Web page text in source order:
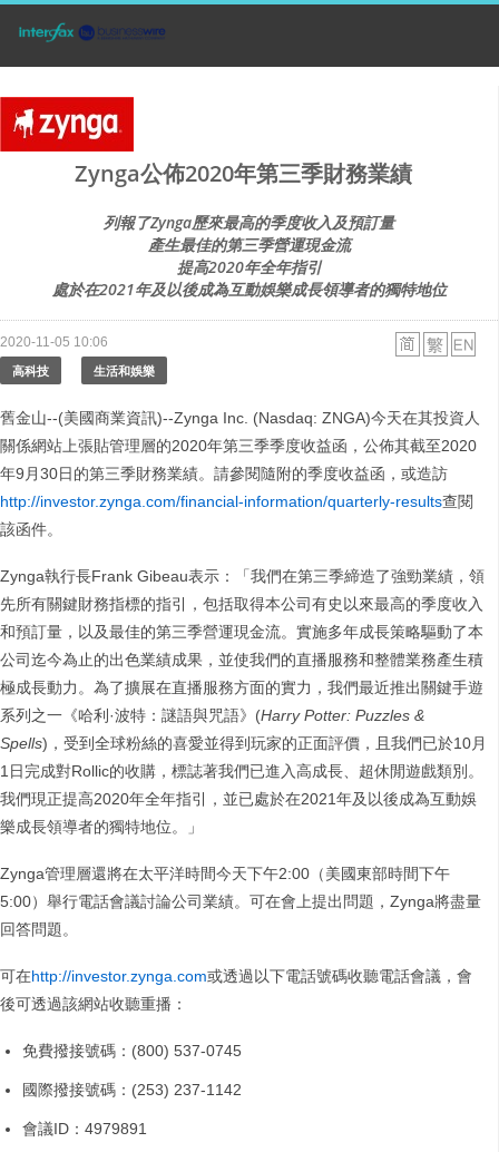
Zynga公佈2020年第三季財務業績
列報了Zynga歷來最高的季度收入及預訂量
產生最佳的第三季營運現金流
提高2020年全年指引
處於在2021年及以後成為互動娛樂成長領導者的獨特地位
2020-11-05 10:06
高科技 生活和娛樂
舊金山--(美國商業資訊)--Zynga Inc. (Nasdaq: ZNGA)今天在其投資人
關係網站上張貼管理層的2020年第三季季度收益函，公佈其截至2020
年9月30日的第三季財務業績。請參閱隨附的季度收益函，或造訪
http://investor.zynga.com/financial-information/quarterly-results查閱
該函件。
Zynga執行長Frank Gibeau表示：「我們在第三季締造了強勁業績，領
先所有關鍵財務指標的指引，包括取得本公司有史以來最高的季度收入
和預訂量，以及最佳的第三季營運現金流。實施多年成長策略驅動了本
公司迄今為止的出色業績成果，並使我們的直播服務和整體業務產生積
極成長動力。為了擴展在直播服務方面的實力，我們最近推出關鍵手遊
系列之一《哈利·波特：謎語與咒語》(Harry Potter: Puzzles &
Spells)，受到全球粉絲的喜愛並得到玩家的正面評價，且我們已於10月
1日完成對Rollic的收購，標誌著我們已進入高成長、超休閒遊戲類別。
我們現正提高2020年全年指引，並已處於在2021年及以後成為互動娛
樂成長領導者的獨特地位。」
Zynga管理層還將在太平洋時間今天下午2:00（美國東部時間下午
5:00）舉行電話會議討論公司業績。可在會上提出問題，Zynga將盡量
回答問題。
可在http://investor.zynga.com或透過以下電話號碼收聽電話會議，會
後可透過該網站收聽重播：
免費撥接號碼：(800) 537-0745
國際撥接號碼：(253) 237-1142
會議ID：4979891